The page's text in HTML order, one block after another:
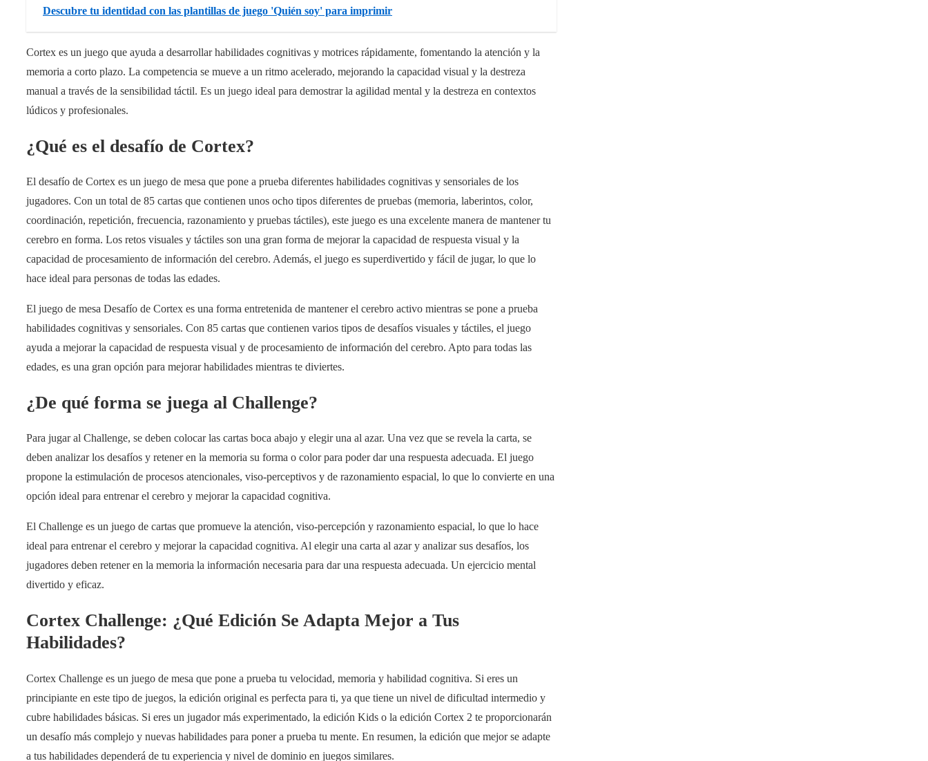
Descubre tu identidad con las plantillas de juego 'Quién soy' para imprimir
Cortex es un juego que ayuda a desarrollar habilidades cognitivas y motrices rápidamente, fomentando la atención y la
memoria a corto plazo. La competencia se mueve a un ritmo acelerado, mejorando la capacidad visual y la destreza
manual a través de la sensibilidad táctil. Es un juego ideal para demostrar la agilidad mental y la destreza en contextos
lúdicos y profesionales.
¿Qué es el desafío de Cortex?
El desafío de Cortex es un juego de mesa que pone a prueba diferentes habilidades cognitivas y sensoriales de los
jugadores. Con un total de 85 cartas que contienen unos ocho tipos diferentes de pruebas (memoria, laberintos, color,
coordinación, repetición, frecuencia, razonamiento y pruebas táctiles), este juego es una excelente manera de mantener tu
cerebro en forma. Los retos visuales y táctiles son una gran forma de mejorar la capacidad de respuesta visual y la
capacidad de procesamiento de información del cerebro. Además, el juego es superdivertido y fácil de jugar, lo que lo
hace ideal para personas de todas las edades.
El juego de mesa Desafío de Cortex es una forma entretenida de mantener el cerebro activo mientras se pone a prueba
habilidades cognitivas y sensoriales. Con 85 cartas que contienen varios tipos de desafíos visuales y táctiles, el juego
ayuda a mejorar la capacidad de respuesta visual y de procesamiento de información del cerebro. Apto para todas las
edades, es una gran opción para mejorar habilidades mientras te diviertes.
¿De qué forma se juega al Challenge?
Para jugar al Challenge, se deben colocar las cartas boca abajo y elegir una al azar. Una vez que se revela la carta, se
deben analizar los desafíos y retener en la memoria su forma o color para poder dar una respuesta adecuada. El juego
propone la estimulación de procesos atencionales, viso-perceptivos y de razonamiento espacial, lo que lo convierte en una
opción ideal para entrenar el cerebro y mejorar la capacidad cognitiva.
El Challenge es un juego de cartas que promueve la atención, viso-percepción y razonamiento espacial, lo que lo hace
ideal para entrenar el cerebro y mejorar la capacidad cognitiva. Al elegir una carta al azar y analizar sus desafíos, los
jugadores deben retener en la memoria la información necesaria para dar una respuesta adecuada. Un ejercicio mental
divertido y eficaz.
Cortex Challenge: ¿Qué Edición Se Adapta Mejor a Tus
Habilidades?
Cortex Challenge es un juego de mesa que pone a prueba tu velocidad, memoria y habilidad cognitiva. Si eres un
principiante en este tipo de juegos, la edición original es perfecta para ti, ya que tiene un nivel de dificultad intermedio y
cubre habilidades básicas. Si eres un jugador más experimentado, la edición Kids o la edición Cortex 2 te proporcionarán
un desafío más complejo y nuevas habilidades para poner a prueba tu mente. En resumen, la edición que mejor se adapte
a tus habilidades dependerá de tu experiencia y nivel de dominio en juegos similares.